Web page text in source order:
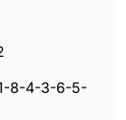
8-4-3-6-5-